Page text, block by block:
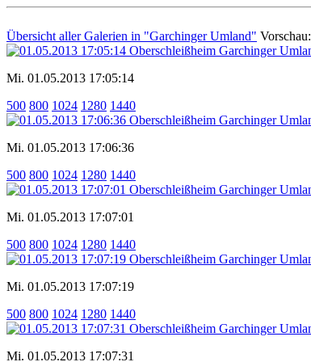
Übersicht aller Galerien in "Garchinger Umland" Vorschau:
Mi. 01.05.2013 17:05:14
500 800 1024 1280 1440
Mi. 01.05.2013 17:06:36
500 800 1024 1280 1440
Mi. 01.05.2013 17:07:01
500 800 1024 1280 1440
Mi. 01.05.2013 17:07:19
500 800 1024 1280 1440
Mi. 01.05.2013 17:07:31